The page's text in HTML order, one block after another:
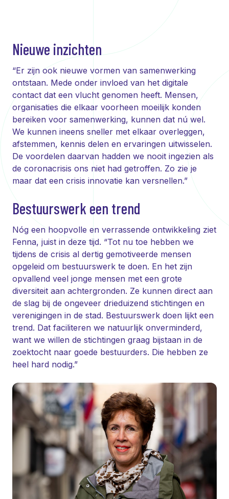
Nieuwe inzichten
“Er zijn ook nieuwe vormen van samenwerking
ontstaan. Mede onder invloed van het digitale
contact dat een vlucht genomen heeft. Mensen,
organisaties die elkaar voorheen moeilijk konden
bereiken voor samenwerking, kunnen dat nú wel.
We kunnen ineens sneller met elkaar overleggen,
afstemmen, kennis delen en ervaringen uitwisselen.
De voordelen daarvan hadden we nooit ingezien als
de coronacrisis ons niet had getroffen. Zo zie je
maar dat een crisis innovatie kan versnellen.”
Bestuurswerk een trend
Nóg een hoopvolle en verrassende ontwikkeling ziet
Fenna, juist in deze tijd. “Tot nu toe hebben we
tijdens de crisis al dertig gemotiveerde mensen
opgeleid om bestuurswerk te doen. En het zijn
opvallend veel jonge mensen met een grote
diversiteit aan achtergronden. Ze kunnen direct aan
de slag bij de ongeveer drieduizend stichtingen en
verenigingen in de stad. Bestuurswerk doen lijkt een
trend. Dat faciliteren we natuurlijk onverminderd,
want we willen de stichtingen graag bijstaan in de
zoektocht naar goede bestuurders. Die hebben ze
heel hard nodig.”